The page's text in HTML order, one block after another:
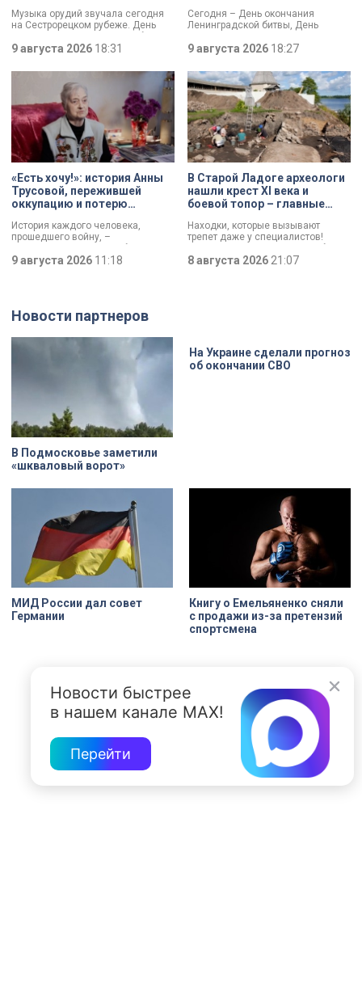
Ленинградской битвы
Музыка орудий звучала сегодня
на Сестрорецком рубеже. День
вспоминали и через
сражение стало предвестником
будущей Победы.
9 августа 2026 18:31
созданию нового
мемориала
Сегодня – День окончания
Ленинградской битвы, День
обращении губернатор Александр
Законодательного собрания
Александр Бельский отметили:
Ленинград был в центре самого
длительного сражения Великой
Отечественной войны. Победа
имела огромное стратегическое
значение – угроза городу с севера
была ликвидирована.
9 августа 2026 18:27
«Есть хочу!»: история Анны
Трусовой, пережившей
оккупацию и потерю
История каждого человека,
прошедшего войну, –
Сколько испытаний выпало на
она осталась совершенно одна. О
судьбе Анны Трусовой,
пережившей оккупацию
Павловска и потерю близких.
9 августа 2026 11:18
В Старой Ладоге археологи
нашли крест XI века и
боевой топор – главные
Находки, которые вызывают
трепет даже у специалистов!
тысячи лет и боевой топор – вот
8 августа 202621:07
Новости партнеров
В Подмосковье заметили
«шкваловый ворот»
На Украине сделали прогноз
об окончании СВО
МИД России дал совет
Германии
Книгу о Емельяненко сняли
с продажи из-за претензий
спортсмена
Новости быстрее
в нашем канале MAX!
Перейти